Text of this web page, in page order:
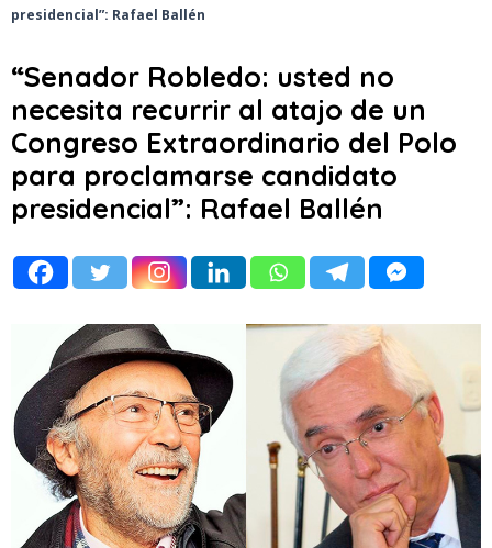
presidencial”: Rafael Ballén
“Senador Robledo: usted no
necesita recurrir al atajo de un
Congreso Extraordinario del Polo
para proclamarse candidato
presidencial”: Rafael Ballén